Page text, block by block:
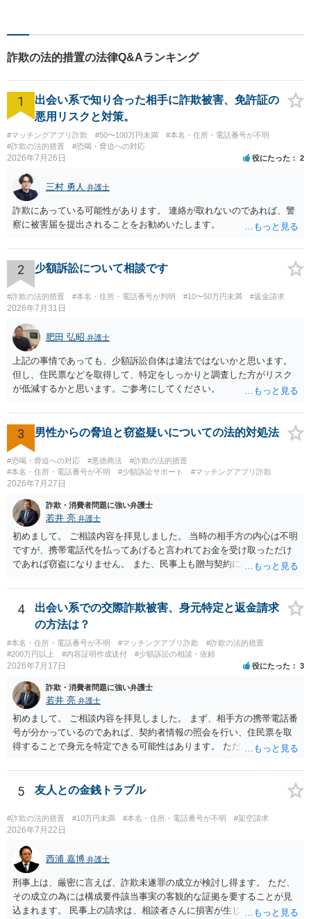
相談ください。
詐欺の法的措置の法律Q&Aランキング
1
出会い系で知り合った相手に詐欺被害、免許証の
悪用リスクと対策。
#マッチングアプリ詐欺 #50〜100万円未満
#本名・住所・電話番号が不明
#詐欺の法的措置
#恐喝・脅迫への対応
2026年7月26日 役にたった 2
三村 勇人 弁護士
詐欺にあっている可能性があります。 連絡が取れないのであれば、警
察に被害届を提出されることをお勧めいたします。
2 少額訴訟について相談です
#詐欺の法的措置 #本名・住所・電話番号が判明 #10〜50万円未満 #返金請求
2026年7月31日
肥田 弘昭 弁護士
上記の事情であっても、少額訴訟自体は違法ではないかと思います。
但し、住民票などを取得して、特定をしっかりと調査した方がリスク
が低減するかと思います。ご参考にしてください。
3 男性からの脅迫と窃盗疑いについての法的対処法
#恐喝・脅迫への対応 #悪徳商法
#詐欺の法的措置
#本名・住所・電話番号が不明
#少額訴訟サポート #マッチングアプリ詐欺
2026年7月27日
詐欺・消費者問題に強い弁護士
若井 亮 弁護士
初めまして。 ご相談内容を拝見しました。 当時の相手方の内心は不明
ですが、携帯電話代を払ってあげると言われてお金を受け取っただけ
であれば窃盗になりません。 また、民事上も贈与契約に該当すると思
ず、可能であればブロックをするようにしてください。 ご不安であれ
ば、最寄りの警察署に相談をしても良いかもしれません。 以上、ご参
考になれば幸いです。
4
出会い系での交際詐欺被害、身元特定と返金請求
の方法は？
#本名・住所・電話番号が不明 #マッチングアプリ詐欺
#詐欺の法的措置
#200万円以上
#内容証明作成送付 #少額訴訟の相談・依頼
2026年7月17日 役にたった 3
詐欺・消費者問題に強い弁護士
若井 亮 弁護士
初めまして。 ご相談内容を拝見しました。 まず、相手方の携帯電話番
号が分かっているのであれば、契約者情報の照会を行い、住民票を取
得することで身元を特定できる可能性はあります。 ただ、他人名義の
ろです。 LINEについても、詐欺の事案であれば照会できる可能性はあ
りますが、携帯電話の番号を経由する方法より難しくなります。 身元
を特定した後は、返金の理屈があるかどうかを確認していきます。 基
本的に贈与に該当する場合には返金請求ができません。 詐欺を含め、
当方に返金の理屈があるかどうかを確認していきます。 さらに、渡し
た金額について、裏付けがあるかどうかも精査します。 上記を経て、
身元の特定、返金の理屈があると判断できるのであれば、まずは交渉
からスタートすることになるでしょう。 ご理解のとおり、詐欺である
ことの立証は簡単ではありません。 刑事事件化が出来るのであれば、
返金交渉で有利になる可能性がありますが、民事上の詐欺の立証以上
に難しいところがあります。 こちらについては、一度、最寄りの警察
5 友人との金銭トラブル
#詐欺の法的措置 #10万円未満 #本名・住所・電話番号が不明 #架空請求
2026年7月22日
西浦 嘉博 弁護士
刑事上は、厳密に言えば、詐欺未遂罪の成立が検討し得ます。 ただ、
その成立の為には構成要件該当事実の客観的な証拠を要することが見
込まれます。 民事上の請求は、相談者さんに損害が生じていない以